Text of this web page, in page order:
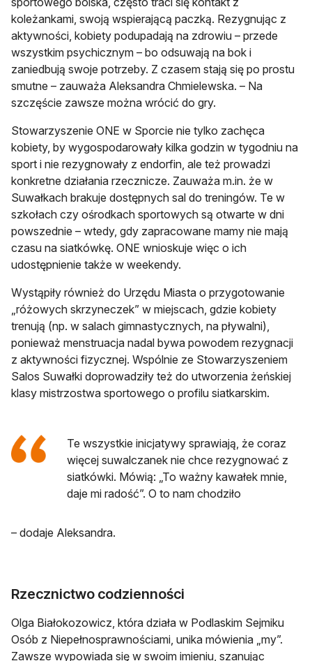
koleżankami, swoją wspierającą paczką. Rezygnując z
aktywności, kobiety podupadają na zdrowiu – przede
wszystkim psychicznym – bo odsuwają na bok i
zaniedbują swoje potrzeby. Z czasem stają się po prostu
smutne – zauważa Aleksandra Chmielewska. – Na
szczęście zawsze można wrócić do gry.
Stowarzyszenie ONE w Sporcie nie tylko zachęca
kobiety, by wygospodarowały kilka godzin w tygodniu na
sport i nie rezygnowały z endorfin, ale też prowadzi
konkretne działania rzecznicze. Zauważa m.in. że w
Suwałkach brakuje dostępnych sal do treningów. Te w
szkołach czy ośrodkach sportowych są otwarte w dni
powszednie – wtedy, gdy zapracowane mamy nie mają
czasu na siatkówkę. ONE wnioskuje więc o ich
udostępnienie także w weekendy.
Wystąpiły również do Urzędu Miasta o przygotowanie
„różowych skrzyneczek” w miejscach, gdzie kobiety
trenują (np. w salach gimnastycznych, na pływalni),
ponieważ menstruacja nadal bywa powodem rezygnacji
z aktywności fizycznej. Wspólnie ze Stowarzyszeniem
Salos Suwałki doprowadziły też do utworzenia żeńskiej
klasy mistrzostwa sportowego o profilu siatkarskim.
Te wszystkie inicjatywy sprawiają, że coraz
więcej suwalczanek nie chce rezygnować z
siatkówki. Mówią: „To ważny kawałek mnie,
daje mi radość”. O to nam chodziło
– dodaje Aleksandra.
Rzecznictwo codzienności
Olga Białokozowicz, która działa w Podlaskim Sejmiku
Osób z Niepełnosprawnościami, unika mówienia „my”.
Zawsze wypowiada się w swoim imieniu, szanując